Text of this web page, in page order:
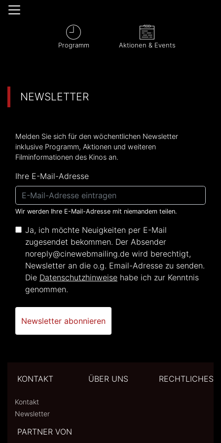
Programm Aktionen & Events
NEWSLETTER
Melden Sie sich für den wöchentlichen Newsletter
inklusive Programm, Aktionen und weiteren
Filminformationen des Kinos an.
Ihre E-Mail-Adresse
Wir werden Ihre E-Mail-Adresse mit niemandem teilen.
Ja, ich möchte Neuigkeiten per E-Mail
zugesendet bekommen. Der Absender
noreply@cinewebmailing.de wird berechtigt,
Newsletter an die o.g. Email-Adresse zu senden.
Die Datenschutzhinweise habe ich zur Kenntnis
genommen.
Newsletter abonnieren
KONTAKT
Kontakt
Newsletter
ÜBER UNS RECHTLICHES
PARTNER VON